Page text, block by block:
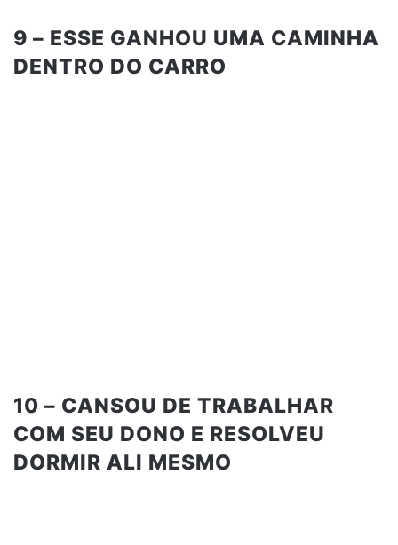
9 – ESSE GANHOU UMA CAMINHA
DENTRO DO CARRO
10 – CANSOU DE TRABALHAR
COM SEU DONO E RESOLVEU
DORMIR ALI MESMO